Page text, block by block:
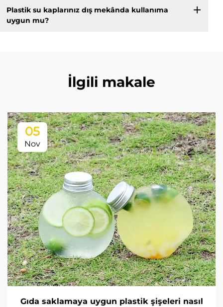
Plastik su kaplarınız dış mekânda kullanıma
uygun mu?
İlgili makale
05
Nov
Gıda saklamaya uygun plastik şişeleri nasıl